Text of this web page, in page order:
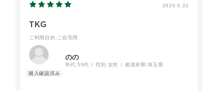
2026.5.23
TKG
ご利用目的 :ご自宅用
のの
年代:50代 性別:女性 都道府県:埼玉県